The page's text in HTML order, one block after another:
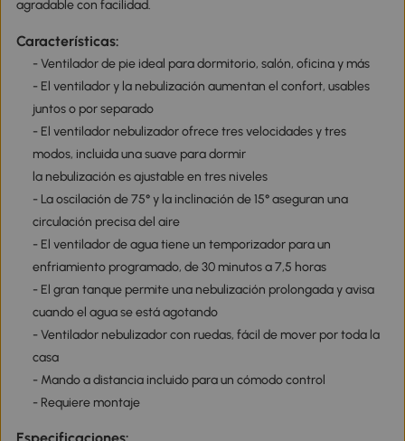
agradable con facilidad.
Características:
- Ventilador de pie ideal para dormitorio, salón, oficina y más
- El ventilador y la nebulización aumentan el confort, usables
juntos o por separado
- El ventilador nebulizador ofrece tres velocidades y tres
modos, incluida una suave para dormir
la nebulización es ajustable en tres niveles
- La oscilación de 75° y la inclinación de 15° aseguran una
circulación precisa del aire
- El ventilador de agua tiene un temporizador para un
enfriamiento programado, de 30 minutos a 7,5 horas
- El gran tanque permite una nebulización prolongada y avisa
cuando el agua se está agotando
- Ventilador nebulizador con ruedas, fácil de mover por toda la
casa
- Mando a distancia incluido para un cómodo control
- Requiere montaje